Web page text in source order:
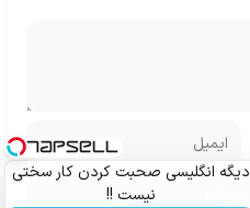
دیگه انگلیسی صحبت کردن کار سختی
نیست !!